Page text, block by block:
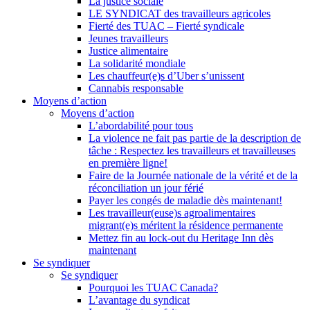
LE SYNDICAT des travailleurs agricoles
Fierté des TUAC – Fierté syndicale
Jeunes travailleurs
Justice alimentaire
La solidarité mondiale
Les chauffeur(e)s d’Uber s’unissent
Cannabis responsable
Moyens d’action
Moyens d’action
L’abordabilité pour tous
La violence ne fait pas partie de la description de
tâche : Respectez les travailleurs et travailleuses
en première ligne!
Faire de la Journée nationale de la vérité et de la
réconciliation un jour férié
Payer les congés de maladie dès maintenant!
Les travailleur(euse)s agroalimentaires
migrant(e)s méritent la résidence permanente
Mettez fin au lock-out du Heritage Inn dès
maintenant
Se syndiquer
Se syndiquer
Pourquoi les TUAC Canada?
L’avantage du syndicat